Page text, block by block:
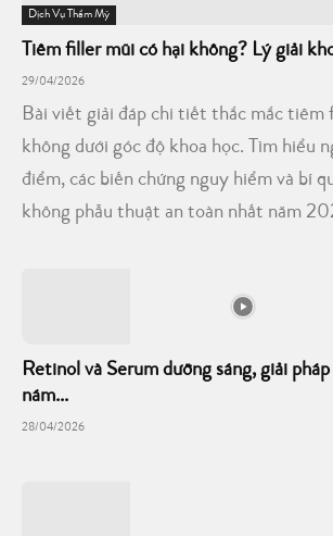
Dịch Vụ Thẩm Mỹ
Tiêm filler mũi có hại không? Lý giải
29/04/2026
Bài viết giải đáp chi tiết thắc mắc tiêm
không dưới góc độ khoa học. Tìm hiểu
điểm, các biến chứng nguy hiểm và bí
không phẫu thuật an toàn nhất năm
Retinol và Serum dưỡng sáng, giải
nám...
28/04/2026